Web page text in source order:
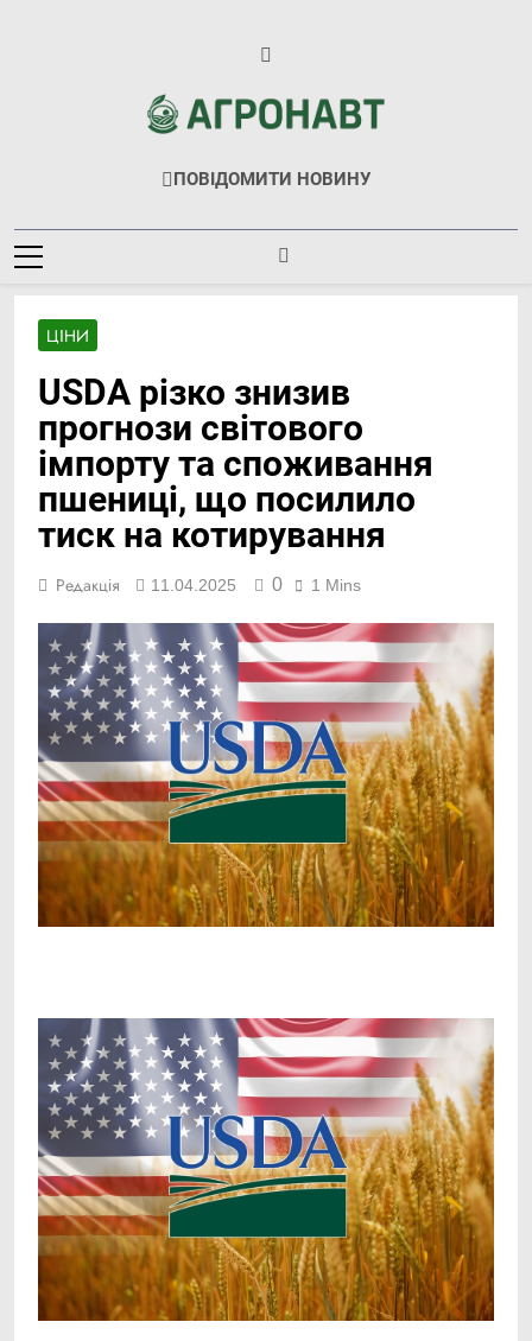
Агронавт
Новини Українського Агробізнесу
ПОВІДОМИТИ НОВИНУ
ЦІНИ
USDA різко знизив
прогнози світового
імпорту та споживання
пшениці, що посилило
тиск на котирування
Редакція 11.04.2025 0 1 Mins
Link